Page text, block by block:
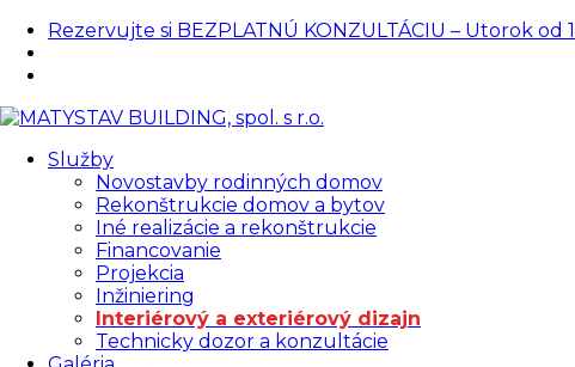
Rezervujte si BEZPLATNÚ KONZULTÁCIU – Utorok od
Služby
Novostavby rodinných domov
Rekonštrukcie domov a bytov
Iné realizácie a rekonštrukcie
Financovanie
Projekcia
Inžiniering
Interiérový a exteriérový dizajn
Technicky dozor a konzultácie